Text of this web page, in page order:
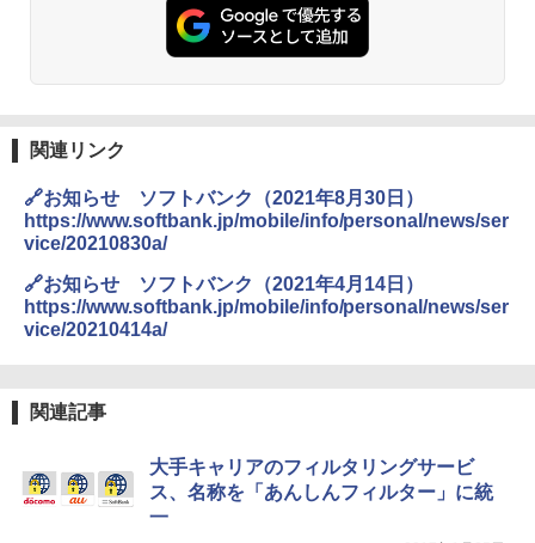
関連リンク
🔗お知らせ ソフトバンク（2021年8月30日）
https://www.softbank.jp/mobile/info/personal/news/ser
vice/20210830a/
🔗お知らせ ソフトバンク（2021年4月14日）
https://www.softbank.jp/mobile/info/personal/news/ser
vice/20210414a/
関連記事
大手キャリアのフィルタリングサービ
ス、名称を「あんしんフィルター」に統
一